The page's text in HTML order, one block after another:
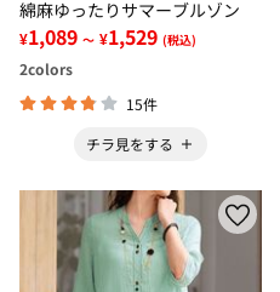
綿麻ゆったりサマーブルゾン
¥1,089 ～ ¥1,529 (税込)
2colors
15件
チラ見をする